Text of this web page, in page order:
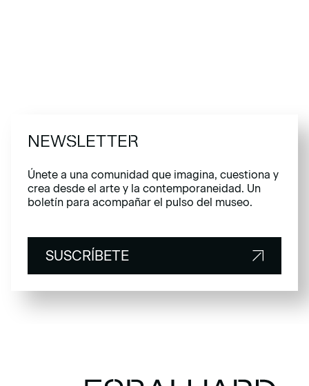
NEWSLETTER
Únete a una comunidad que imagina, cuestiona y
crea desde el arte y la contemporaneidad. Un
boletín para acompañar el pulso del museo.
SUSCRÍBETE
SUSCRÍBETE